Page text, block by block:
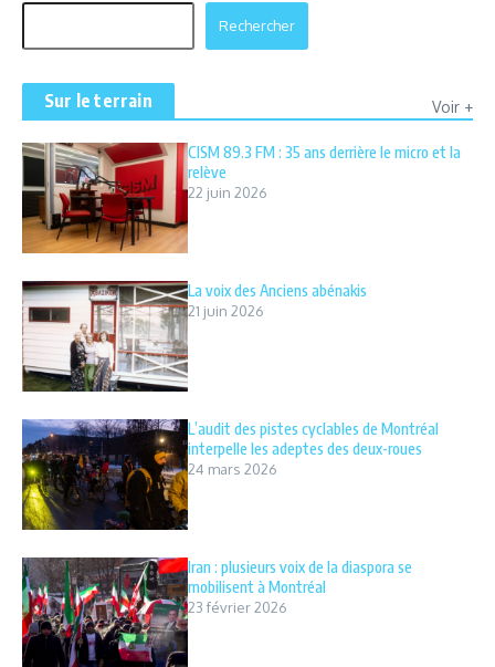
Rechercher
Sur le terrain Voir +
CISM 89.3 FM : 35 ans derrière le micro et la
relève
22 juin 2026
La voix des Anciens abénakis
21 juin 2026
L’audit des pistes cyclables de Montréal
interpelle les adeptes des deux-roues
24 mars 2026
Iran : plusieurs voix de la diaspora se
mobilisent à Montréal
23 février 2026